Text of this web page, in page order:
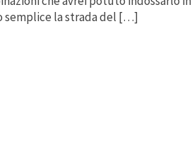
semplice la strada del […]